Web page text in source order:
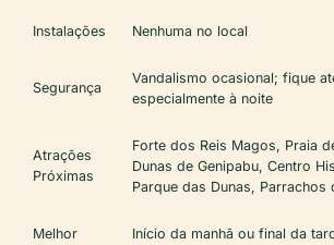
Instalações Nenhuma no local
Segurança
Vandalismo ocasional; fique
especialmente à noite
Atrações
Próximas
Forte dos Reis Magos, Praia
Dunas de Genipabu, Centro
Parque das Dunas, Parrachos
Melhor
Início da manhã ou final da